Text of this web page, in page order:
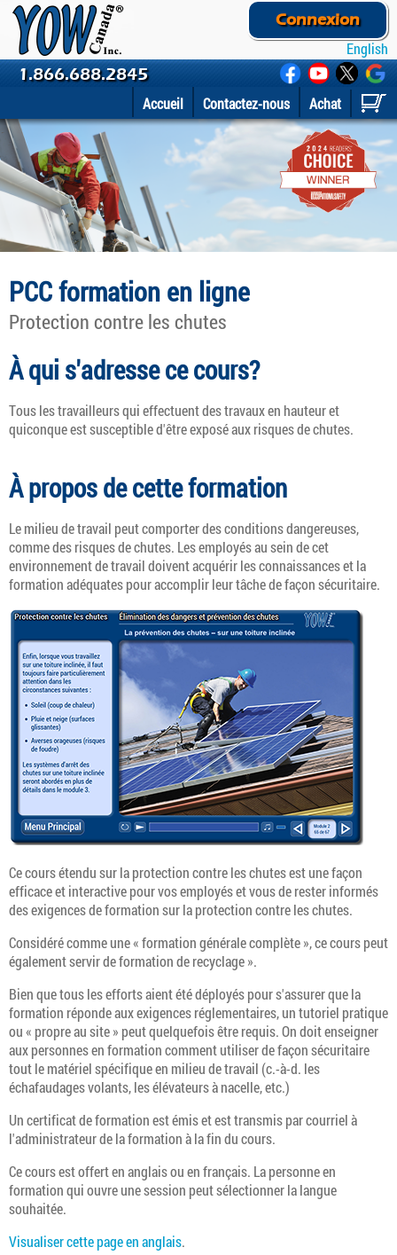
English
Connexion
1.866.688.2845
Achat
Contactez-nous
Accueil
PCC formation en ligne
Protection contre les chutes
À qui s'adresse ce cours?
Tous les travailleurs qui effectuent des travaux en hauteur et
quiconque est susceptible d'être exposé aux risques de chutes.
À propos de cette formation
Le milieu de travail peut comporter des conditions dangereuses,
comme des risques de chutes. Les employés au sein de cet
environnement de travail doivent acquérir les connaissances et la
formation adéquates pour accomplir leur tâche de façon sécuritaire.
Ce cours étendu sur la protection contre les chutes est une façon
efficace et interactive pour vos employés et vous de rester informés
des exigences de formation sur la protection contre les chutes.
Considéré comme une « formation générale complète », ce cours peut
également servir de formation de recyclage ».
Bien que tous les efforts aient été déployés pour s'assurer que la
formation réponde aux exigences réglementaires, un tutoriel pratique
ou « propre au site » peut quelquefois être requis. On doit enseigner
aux personnes en formation comment utiliser de façon sécuritaire
tout le matériel spécifique en milieu de travail (c.-à-d. les
échafaudages volants, les élévateurs à nacelle, etc.)
Un certificat de formation est émis et est transmis par courriel à
l'administrateur de la formation à la fin du cours.
Ce cours est offert en anglais ou en français. La personne en
formation qui ouvre une session peut sélectionner la langue
souhaitée.
Visualiser cette page en anglais.